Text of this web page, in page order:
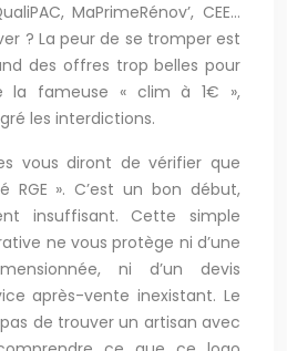
MaPrimeRénov’, CEE…
? La peur de se tromper est
des offres trop belles pour
la fameuse « clim à 1€ »,
les interdictions.
vous diront de vérifier que
RGE ». C’est un bon début,
insuffisant. Cette simple
ne vous protège ni d’une
ni d’un devis
après-vente inexistant. Le
de trouver un artisan avec